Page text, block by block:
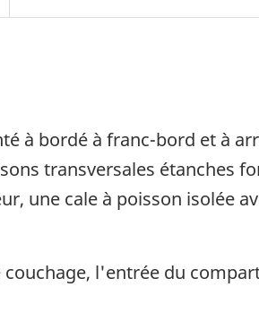
à bordé à franc-bord et à
transversales étanches
une cale à poisson isolée
l'entrée du